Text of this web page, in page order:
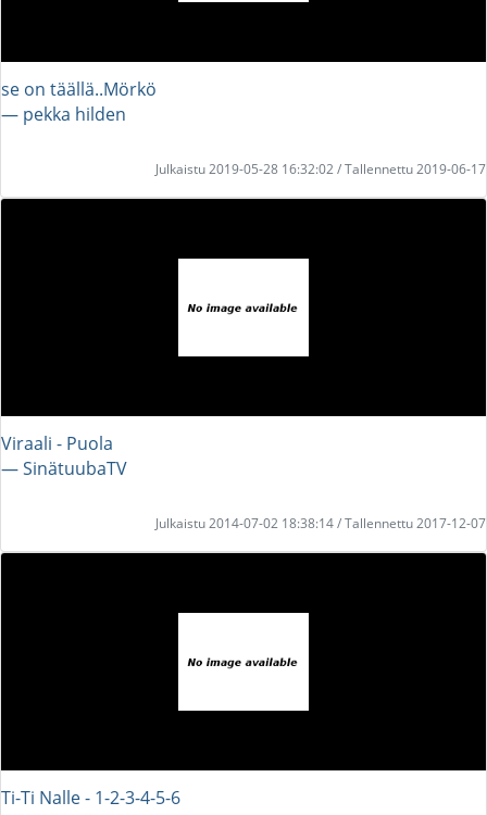
se on täällä..Mörkö
― pekka hilden
Julkaistu 2019-05-28 16:32:02 / Tallennettu 2019-06-17
Viraali - Puola
― SinätuubaTV
Julkaistu 2014-07-02 18:38:14 / Tallennettu 2017-12-07
Ti-Ti Nalle - 1-2-3-4-5-6